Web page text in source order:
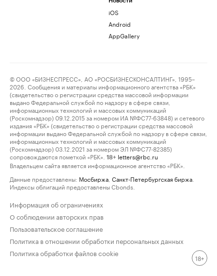
iOS
Android
AppGallery
© ООО «БИЗНЕСПРЕСС», АО «РОСБИЗНЕСКОНСАЛТИНГ», 1995–
2026. Сообщения и материалы информационного агентства «РБК»
(свидетельство о регистрации средства массовой информации
выдано Федеральной службой по надзору в сфере связи,
информационных технологий и массовых коммуникаций
(Роскомнадзор) 09.12.2015 за номером ИА №ФС77-63848) и сетевого
издания «РБК» (свидетельство о регистрации средства массовой
информации выдано Федеральной службой по надзору в сфере связи,
информационных технологий и массовых коммуникаций
(Роскомнадзор) 03.12.2021 за номером ЭЛ №ФС77-82385)
сопровождаются пометкой «РБК».
18+ letters@rbc.ru
Владельцем сайта является информационное агентство «РБК».
Данные предоставлены: Мосбиржа Санкт-Петербургская биржа
Индексы облигаций предоставлены Cbonds.
Информация об ограничениях
О соблюдении авторских прав
Пользовательское соглашение
Политика в отношении обработки персональных данных
Политика обработки файлов cookie
18+